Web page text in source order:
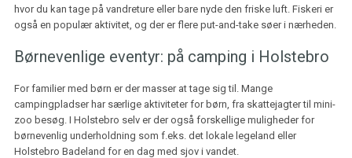
hvor du kan tage på vandreture eller bare nyde den friske luft. Fiskeri er
også en populær aktivitet, og der er flere put-and-take søer i nærheden.
Børnevenlige eventyr: på camping i Holstebro
For familier med børn er der masser at tage sig til. Mange
campingpladser har særlige aktiviteter for børn, fra skattejagter til mini-
zoo besøg. I Holstebro selv er der også forskellige muligheder for
børnevenlig underholdning som f.eks. det lokale legeland eller
Holstebro Badeland for en dag med sjov i vandet.